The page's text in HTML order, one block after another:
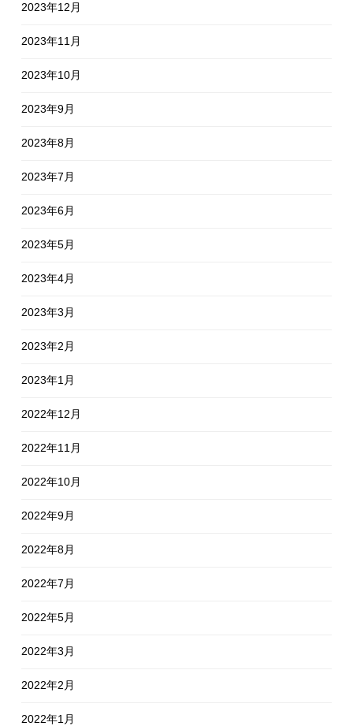
2023年12月
2023年11月
2023年10月
2023年9月
2023年8月
2023年7月
2023年6月
2023年5月
2023年4月
2023年3月
2023年2月
2023年1月
2022年12月
2022年11月
2022年10月
2022年9月
2022年8月
2022年7月
2022年5月
2022年3月
2022年2月
2022年1月